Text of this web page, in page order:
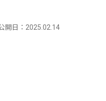
開日：2025.02.14